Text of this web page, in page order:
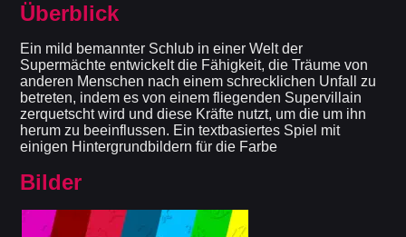
Überblick
Ein mild bemannter Schlub in einer Welt der
Supermächte entwickelt die Fähigkeit, die Träume von
anderen Menschen nach einem schrecklichen Unfall zu
betreten, indem es von einem fliegenden Supervillain
zerquetscht wird und diese Kräfte nutzt, um die um ihn
herum zu beeinflussen. Ein textbasiertes Spiel mit
einigen Hintergrundbildern für die Farbe
Bilder